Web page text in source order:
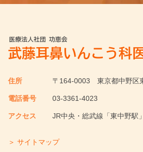
住所 〒164-0003 東京都中野区
電話番号 03-3361-4023
アクセス JR中央・総武線「東中野駅
＞ サイトマップ